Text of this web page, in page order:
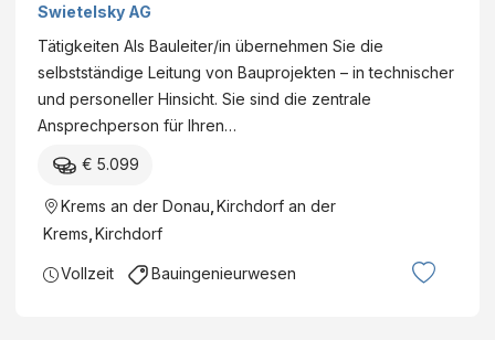
Tiefbau OÖ Eintritt per: ab sofort Details
Swietelsky AG
Tätigkeiten Als Bauleiter/in übernehmen Sie die
selbstständige Leitung von Bauprojekten – in technischer
und personeller Hinsicht. Sie sind die zentrale
Ansprechperson für Ihren…
€ 5.099
Krems an der Donau Kirchdorf an der
Krems Kirchdorf
Vollzeit Bauingenieurwesen